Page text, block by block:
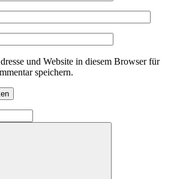
und Website in diesem Browser für
speichern.